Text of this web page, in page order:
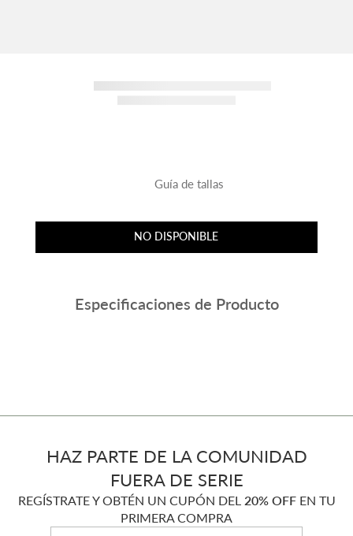
Guía de tallas
NO DISPONIBLE
Especificaciones de Producto
HAZ PARTE DE LA COMUNIDAD
FUERA DE SERIE
REGÍSTRATE Y OBTÉN UN CUPÓN DEL 20% OFFEN TU
PRIMERA COMPRA